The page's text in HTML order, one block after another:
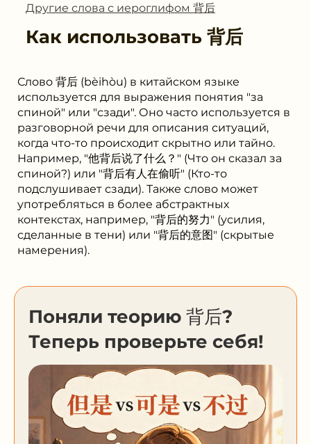
Другие слова с иероглифом 背后
Как использовать 背后
Слово 背后 (bèihòu) в китайском языке
используется для выражения понятия "за
спиной" или "сзади". Оно часто используется в
разговорной речи для описания ситуаций,
когда что-то происходит скрытно или тайно.
Например, "他背后说了什么？" (Что он сказал за
спиной?) или "背后有人在偷听" (Кто-то
подслушивает сзади). Также слово может
употребляться в более абстрактных
контекстах, например, "背后的努力" (усилия,
сделанные в тени) или "背后的意图" (скрытые
намерения).
Поняли теорию 背后?
Теперь проверьте себя!